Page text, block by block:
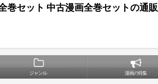
巻セット 中古漫画全巻セットの通販
ジャンル 漫画の特集